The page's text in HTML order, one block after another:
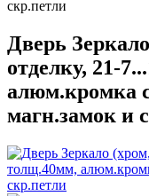
скр.петли
Дверь
отделку, 21-
алюм.кромка
магн.замок и